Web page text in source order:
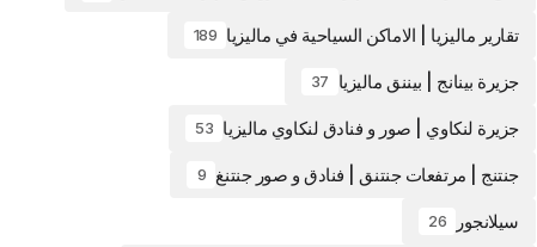
تقارير ماليزيا | الاماكن السياحية في ماليزيا 189
جزيرة بينانج | بيننق ماليزيا 37
جزيرة لنكاوي | صور و فنادق لنكاوي ماليزيا 53
جنتنج | مرتفعات جنتنق | فنادق و صور جنتنغ 9
سيلانجور 26